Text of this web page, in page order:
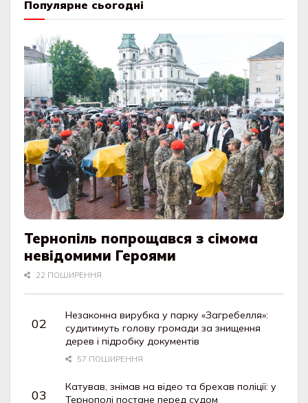
Популярне сьогодні
Тернопіль попрощався з сімома
невідомими Героями
22 ПОШИРЕННЯ
Незаконна вирубка у парку «Загребелля»:
судитимуть голову громади за знищення
дерев і підробку документів
57 ПОШИРЕННЯ
Катував, знімав на відео та брехав поліції: у
Тернополі постане перед судом